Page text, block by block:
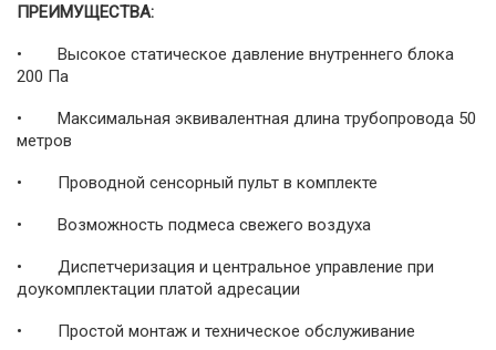
ПРЕИМУЩЕСТВА:
• Высокое статическое давление внутреннего блока
200 Па
• Максимальная эквивалентная длина трубопровода 50
метров
• Проводной сенсорный пульт в комплекте
• Возможность подмеса свежего воздуха
• Диспетчеризация и центральное управление при
доукомплектации платой адресации
• Простой монтаж и техническое обслуживание